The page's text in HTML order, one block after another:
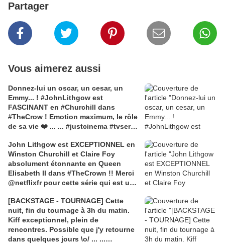
Partager
Vous aimerez aussi
Donnez-lui un oscar, un cesar, un
Emmy... ! #JohnLithgow est
FASCINANT en #Churchill dans
#TheCrow ! Emotion maximum, le rôle
de sa vie ❤️ ... ... #justcinema #tvserie
#netflixandchill
John Lithgow est EXCEPTIONNEL en
Winston Churchill et Claire Foy
absolument étonnante en Queen
Elisabeth II dans #TheCrown !! Merci
@netflixfr pour cette série qui est un
du jeu, du scénario, de la
réalisation... RIEN a reprocher !! ... ...
#netflix #netflixandchill #clairefoy
#johnlithgow #churchill #elisabeth
#queen #queenelisabeth
[BACKSTAGE - TOURNAGE] Cette
nuit, fin du tournage à 3h du matin.
Kiff exceptionnel, plein de
rencontres. Possible que j'y retourne
dans quelques jours \o/ ... ...